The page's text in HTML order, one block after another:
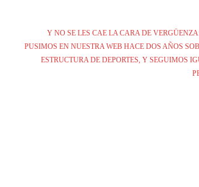
Y NO SE LES CAE LA CARA DE
PUSIMOS EN NUESTRA WEB HACE DOS AÑOS
ESTRUCTURA DE DEPORTES, Y SEGUIMOS